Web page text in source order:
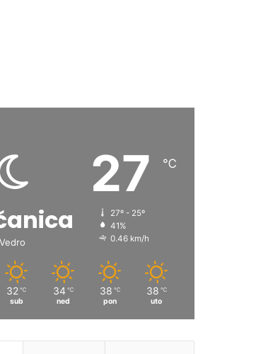
Vedro
27 ℃
27º - 25º
41%
0.46 km/h
32 ℃
sub
34 ℃
ned
38 ℃
pon
38 ℃
uto